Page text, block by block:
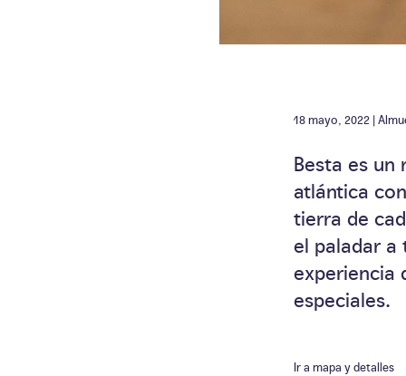
18 mayo, 2022 |
Besta es
atlántica
tierra de
el paladar a
experiencia
especiales.
Ir a mapa y detalles